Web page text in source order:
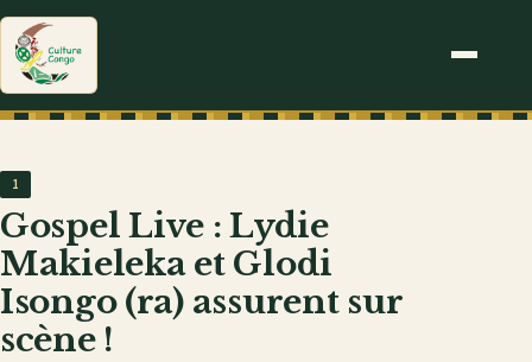
1
Gospel Live : Lydie
Makieleka et Glodi
Isongo (ra) assurent sur
scène !